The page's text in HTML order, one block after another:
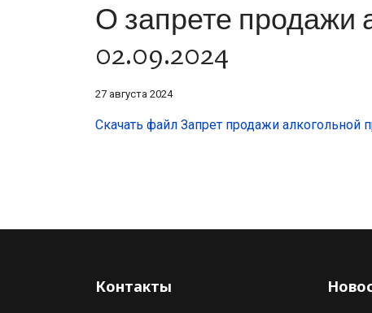
О запрете продажи
02.09.2024
27 августа 2024
Скачать файл Запрет продажи алкогольной
Контакты